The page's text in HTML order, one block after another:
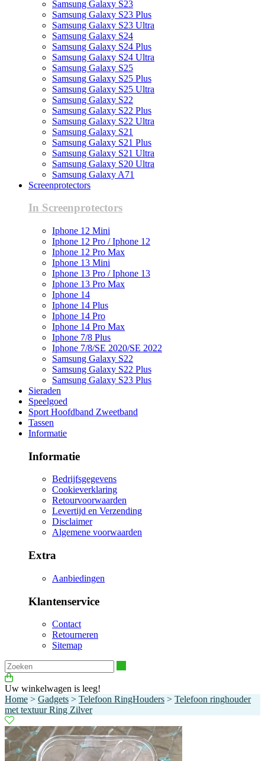
Samsung Galaxy S23
Samsung Galaxy S23 Plus
Samsung Galaxy S23 Ultra
Samsung Galaxy S24
Samsung Galaxy S24 Plus
Samsung Galaxy S24 Ultra
Samsung Galaxy S25
Samsung Galaxy S25 Plus
Samsung Galaxy S25 Ultra
Samsung Galaxy S22
Samsung Galaxy S22 Plus
Samsung Galaxy S22 Ultra
Samsung Galaxy S21
Samsung Galaxy S21 Plus
Samsung Galaxy S21 Ultra
Samsung Galaxy S20 Ultra
Samsung Galaxy A71
Screenprotectors
In Screenprotectors
Iphone 12 Mini
Iphone 12 Pro / Iphone 12
Iphone 12 Pro Max
Iphone 13 Mini
Iphone 13 Pro / Iphone 13
Iphone 13 Pro Max
Iphone 14
Iphone 14 Plus
Iphone 14 Pro
Iphone 14 Pro Max
Iphone 7/8 Plus
Iphone 7/8/SE 2020/SE 2022
Samsung Galaxy S22
Samsung Galaxy S22 Plus
Samsung Galaxy S23 Plus
Sieraden
Speelgoed
Sport Hoofdband Zweetband
Tassen
Informatie
Informatie
Bedrijfsgegevens
Cookieverklaring
Retourvoorwaarden
Levertijd en Verzending
Disclaimer
Algemene voorwaarden
Extra
Aanbiedingen
Klantenservice
Contact
Retourneren
Sitemap
Uw winkelwagen is leeg!
Home > Gadgets > Telefoon RingHouders > Telefoon ringhouder
met textuur Ring Zilver